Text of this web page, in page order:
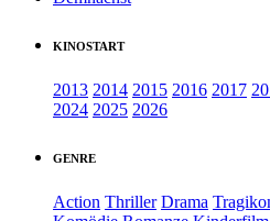
KINOSTART
2013 2014 2015 2016 2017
2024 2025 2026
GENRE
Action Thriller Drama